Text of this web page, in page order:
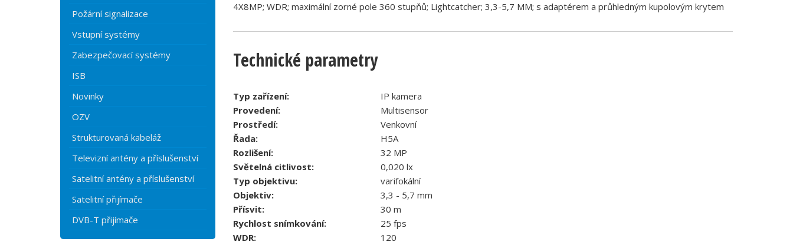
Požární signalizace
Vstupní systémy
Zabezpečovací systémy
ISB
Novinky
OZV
Strukturovaná kabeláž
Televizní antény a příslušenství
Satelitní antény a příslušenství
Satelitní přijímače
DVB-T přijímače
4X8MP; WDR; maximální zorné pole 360 stupňů; Lightcatcher; 3,3-5,7 MM; s adaptérem a průhledným kupolovým krytem
Technické parametry
Typ zařízení:
IP kamera
Provedení:
Multisensor
Prostředí:
Venkovní
Řada:
H5A
Rozlišení:
32 MP
Světelná citlivost:
0,020 lx
Typ objektivu:
varifokální
Objektiv:
3,3 - 5,7 mm
Přísvit:
30 m
Rychlost snímkování:
25 fps
WDR:
120